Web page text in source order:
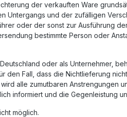
der verkauften Ware
Untergangs und der zufälligen
oder der sonst zur Ausführung
bestimmte Person oder
oder als Unternehmer,
den Fall, dass die Nichtlieferung
alle zumutbaren Anstrengungen
informiert und die Gegenleistung
möglich.